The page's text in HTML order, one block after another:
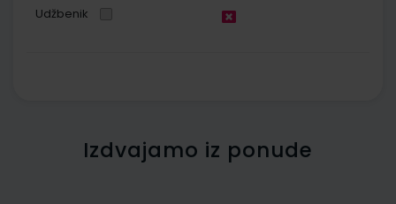
Udžbenik
Izdvajamo iz ponude